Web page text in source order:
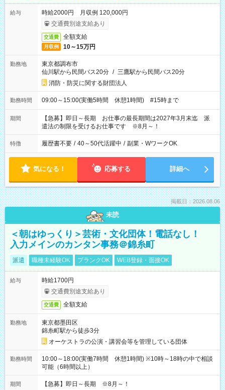
給与
時給2000円 月収例 120,000円
交通費別途支給あり
交通費 全額支給
月収例 10～15万円
勤務地
東京都調布市
仙川駅から民間バス20分 / 三鷹駅から民間バス20分
消防・防災に関する財団法人
勤務時間 09:00～15:00(実働5時間 休憩1時間) #15時まで
期間
【急募】即日～長期 お仕事の最長期間は2027年3月末迄 派
遣法の制限を受けるお仕事です ※8月～！
特徴 履歴書不要 / 40～50代活躍中 / 副業・WワークOK
気になる！ 応募する 詳細へ
掲載日：2026.08.06
未読
＜朝はゆっくり＞芸術・文化団体！電話なし！
入力メインのカンタン事務＠錦糸町
派遣 職種未経験OK ブランクOK WEB登録・面接OK
給与
時給1700円
交通費別途支給あり
交通費 全額支給
勤務地
東京都墨田区
錦糸町駅から徒歩3分
オーケストラの公演・講習会等を管理している団体
勤務時間
10:00～18:00(実働7時間 休憩1時間) ※10時～18時の中で相談
可能（6時間以上）
期間 【急募】即日～長期 ※8月～！